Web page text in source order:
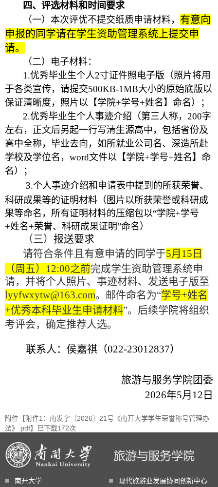
四、评选材料和时间要求
（一）本次评优不提交纸质申请材料， 有意向
申报的同学请在学生资助管理系统上提交申
请。
（二）电子材料：
1.优秀毕业生个人2寸证件照电子版（照片将用
于各类宣传，请提交500KB-1MB大小的原始底版以
保证清晰度，照片以【学院+学号+姓名】命名）；
2.优秀毕业生个人事迹介绍（第三人称，200字
左右，正文后另起一行写清生源高中，包括省份及
高中全称，毕业去向，如所就业公司名、深造所赴
学校及学位名，word文件以【学院+学号+姓名】命
名）；
3.个人事迹介绍和申请表中提到的所获荣誉、
科研成果等的证明材料（图片以所获荣誉或科研成
果等命名，所有证明材料的压缩包以“学院+学号
+姓名+荣誉、科研成果证明”命名）
（三） 报送要求
请符合条件且有意申请的同学于5月15日
（周五）12:00之前完成学生资助管理系统申
请，并将个人照片、事迹材料、发送电子版至
lyyfwxytw@163.com。邮件命名为“学号+姓名
+优秀本科毕业生申请材料”。后续学院将组织
考评会，确定推荐人选。
联系人：侯嘉祺（022-23012837）
旅游与服务学院团委
2026年5月12日
附件【附件1：南发字〔2026〕21号《南开大学学生荣誉称号管理办
法》.pdf】已下载172次
南开大学 现代旅游业发展协同创新中心